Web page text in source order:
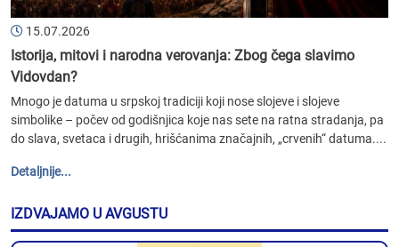
15.07.2026
Istorija, mitovi i narodna verovanja: Zbog čega slavimo
Vidovdan?
Mnogo je datuma u srpskoj tradiciji koji nose slojeve i slojeve
simbolike – počev od godišnjica koje nas sete na ratna stradanja, pa
do slava, svetaca i drugih, hrišćanima značajnih, „crvenih“ datuma....
Detaljnije...
IZDVAJAMO U AVGUSTU